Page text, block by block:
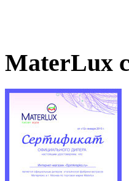
MaterLux